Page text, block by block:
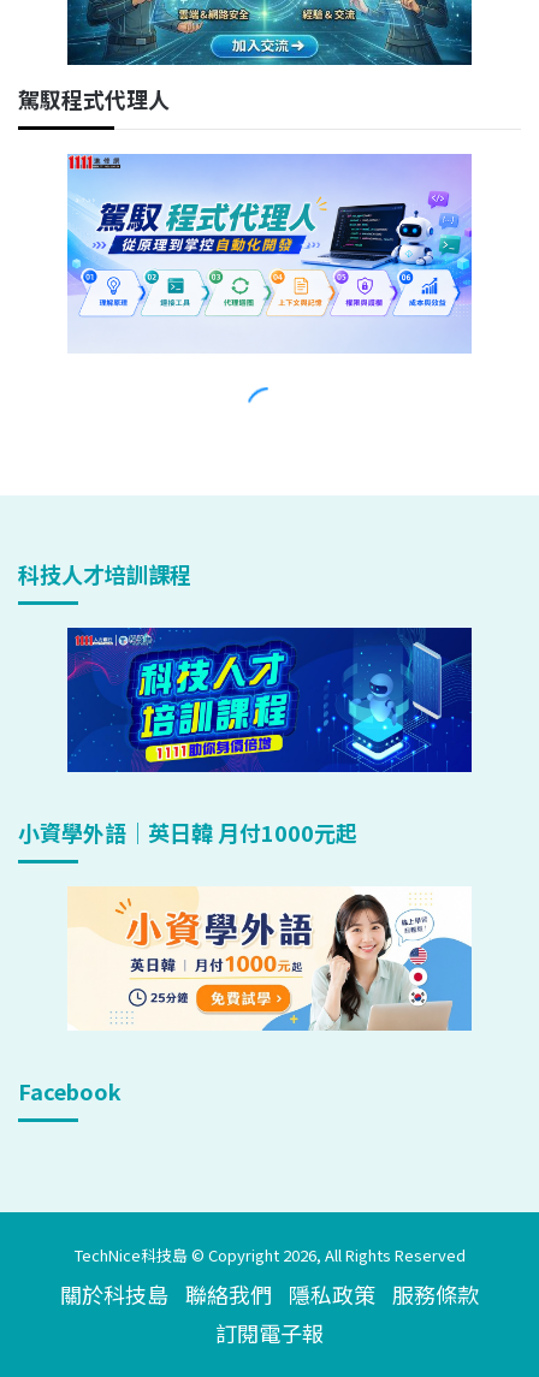
科技人才培訓課程
小資學外語｜英日韓 月付1000元起
Facebook
TechNice科技島 © Copyright 2026, All Rights Reserved
關於科技島 聯絡我們 隱私政策 服務條款
訂閱電子報